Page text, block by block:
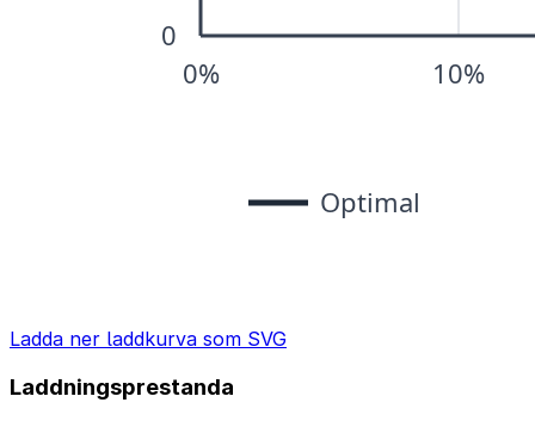
Ladda ner laddkurva som SVG
Laddningsprestanda